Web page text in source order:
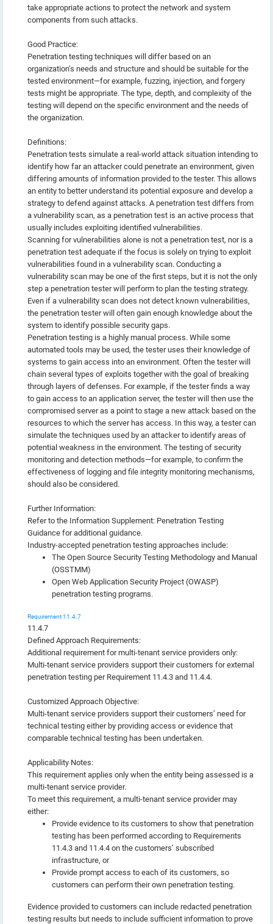
take appropriate actions to protect the network and system
components from such attacks.
Good Practice:
Penetration testing techniques will differ based on an
organization’s needs and structure and should be suitable for the
tested environment—for example, fuzzing, injection, and forgery
tests might be appropriate. The type, depth, and complexity of the
testing will depend on the specific environment and the needs of
the organization.
Definitions:
Penetration tests simulate a real-world attack situation intending to
identify how far an attacker could penetrate an environment, given
differing amounts of information provided to the tester. This allows
an entity to better understand its potential exposure and develop a
strategy to defend against attacks. A penetration test differs from
a vulnerability scan, as a penetration test is an active process that
usually includes exploiting identified vulnerabilities.
Scanning for vulnerabilities alone is not a penetration test, nor is a
penetration test adequate if the focus is solely on trying to exploit
vulnerabilities found in a vulnerability scan. Conducting a
vulnerability scan may be one of the first steps, but it is not the only
step a penetration tester will perform to plan the testing strategy.
Even if a vulnerability scan does not detect known vulnerabilities,
the penetration tester will often gain enough knowledge about the
system to identify possible security gaps.
Penetration testing is a highly manual process. While some
automated tools may be used, the tester uses their knowledge of
systems to gain access into an environment. Often the tester will
chain several types of exploits together with the goal of breaking
through layers of defenses. For example, if the tester finds a way
to gain access to an application server, the tester will then use the
compromised server as a point to stage a new attack based on the
resources to which the server has access. In this way, a tester can
simulate the techniques used by an attacker to identify areas of
potential weakness in the environment. The testing of security
monitoring and detection methods—for example, to confirm the
effectiveness of logging and file integrity monitoring mechanisms,
should also be considered.
Further Information:
Refer to the Information Supplement: Penetration Testing
Guidance for additional guidance.
Industry-accepted penetration testing approaches include:
The Open Source Security Testing Methodology and Manual
(OSSTMM)
Open Web Application Security Project (OWASP)
penetration testing programs.
Requirement 11.4.7
11.4.7
Defined Approach Requirements:
Additional requirement for multi-tenant service providers only:
Multi-tenant service providers support their customers for external
penetration testing per Requirement 11.4.3 and 11.4.4.
Customized Approach Objective:
Multi-tenant service providers support their customers’ need for
technical testing either by providing access or evidence that
comparable technical testing has been undertaken.
Applicability Notes:
This requirement applies only when the entity being assessed is a
multi-tenant service provider.
To meet this requirement, a multi-tenant service provider may
either:
Provide evidence to its customers to show that penetration
testing has been performed according to Requirements
11.4.3 and 11.4.4 on the customers’ subscribed
infrastructure, or
Provide prompt access to each of its customers, so
customers can perform their own penetration testing.
Evidence provided to customers can include redacted penetration
testing results but needs to include sufficient information to prove